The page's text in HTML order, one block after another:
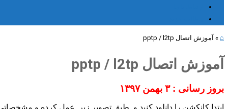
⌂
» آموزش اتصال pptp / l2tp
آموزش اتصال pptp / l2tp
بروز رسانی : ۳ بهمن ۱۳۹۷